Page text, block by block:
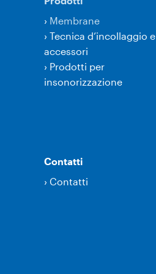
› Membrane
› Tecnica d’incollaggio e
accessori
› Prodotti per
insonorizzazione
Contatti
› Contatti